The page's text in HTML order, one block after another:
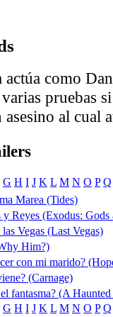
actúa como
pruebas
al cual
G H I J K L M N O P Q
Marea (Tides)
y Reyes (Exodus:
Vegas (Last Vegas)
Him?)
con mi marido?
(Carnage)
fantasma? (A
G H I J K L M N O P Q